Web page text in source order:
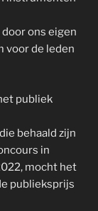
ons eigen
voor de leden
publiek
behaald zijn
in
mocht het
publieksprijs